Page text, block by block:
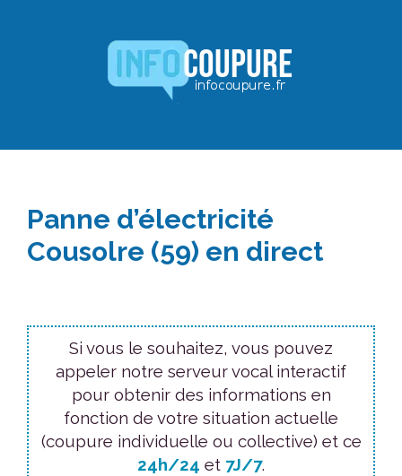
Panne d’électricité
Cousolre (59) en direct
Si vous le souhaitez, vous pouvez
appeler notre serveur vocal interactif
pour obtenir des informations en
fonction de votre situation actuelle
(coupure individuelle ou collective) et ce
24h/24 et 7J/7.